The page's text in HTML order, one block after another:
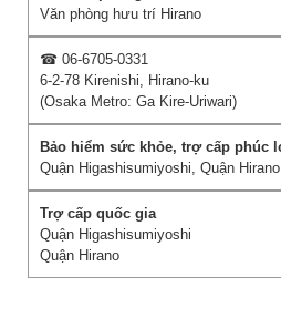
Văn phòng hưu trí Hirano
☎ 06-6705-0331
6-2-78 Kirenishi, Hirano-ku
(Osaka Metro: Ga Kire-Uriwari)
Quận Higashisumiyoshi, Quận Hirano
Quận Higashisumiyoshi
Quận Hirano